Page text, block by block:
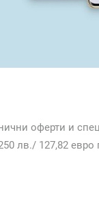
оферти и
лв./ 127,82 евро